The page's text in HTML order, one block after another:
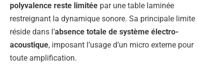
polyvalence reste limitée par une table laminée
restreignant la dynamique sonore. Sa principale limite
réside dans l’absence totale de système électro-
acoustique, imposant l’usage d’un micro externe pour
toute amplification.